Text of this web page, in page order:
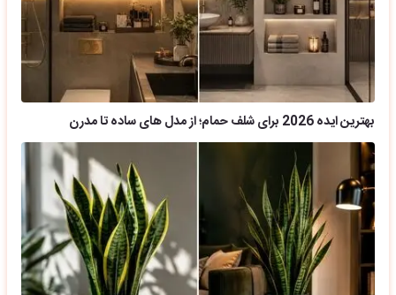
بهترین ایده 2026 برای شلف حمام؛ از مدل های ساده تا مدرن